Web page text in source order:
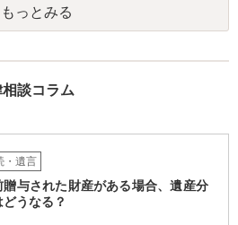
もっとみる
談コラム
・遺言
贈与された財産がある場合、遺産分
どうなる？